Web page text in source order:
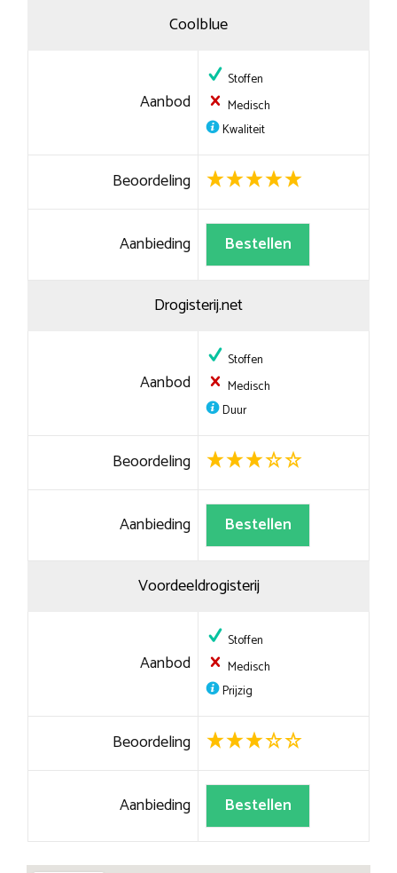
Coolblue
Aanbod
Stoffen
Medisch
Kwaliteit
Beoordeling
Aanbieding Bestellen
Drogisterij.net
Aanbod
Stoffen
Medisch
Duur
Beoordeling
Aanbieding Bestellen
Voordeeldrogisterij
Aanbod
Stoffen
Medisch
Prijzig
Beoordeling
Aanbieding Bestellen